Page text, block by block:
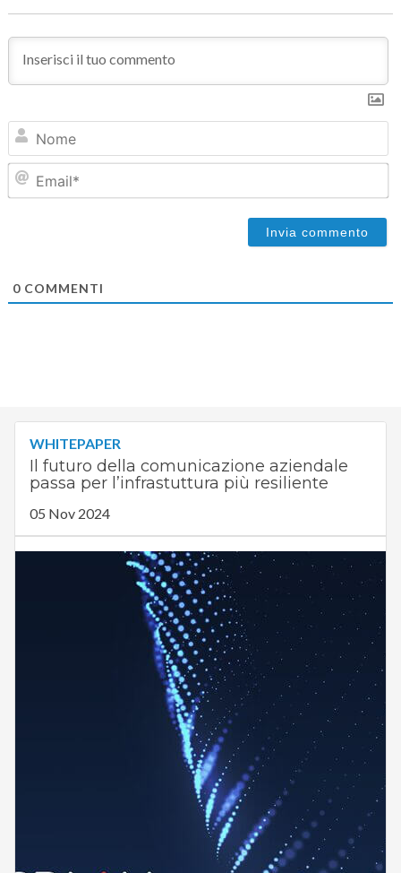
0COMMENTI
WHITEPAPER
Il futuro della comunicazione aziendale
passa per l’infrastuttura più resiliente
05 Nov 2024